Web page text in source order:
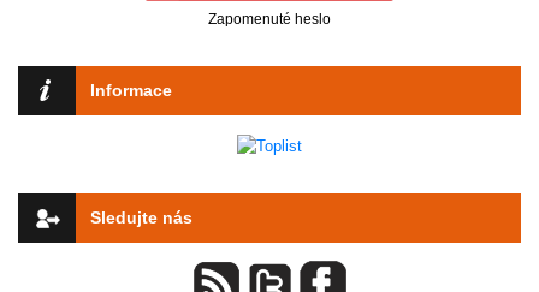
Zapomenuté heslo
Informace
Sledujte nás